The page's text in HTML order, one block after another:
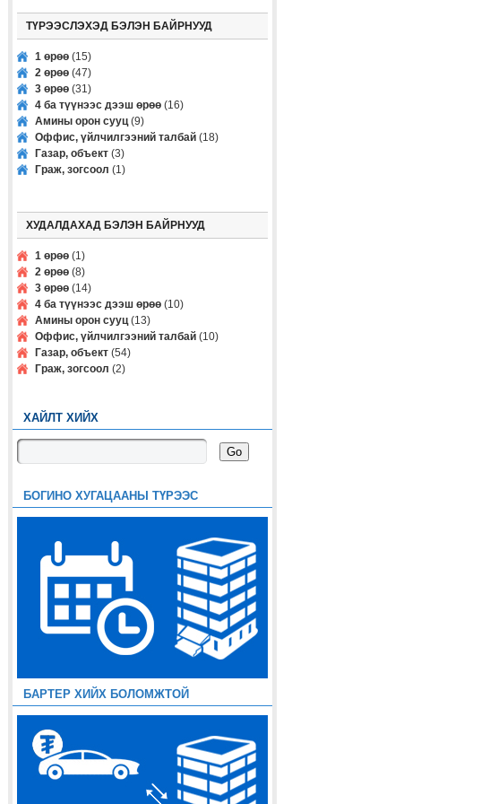
ТҮРЭЭСЛЭХЭД БЭЛЭН БАЙРНУУД
1 өрөө(15)
2 өрөө(47)
3 өрөө(31)
4 ба түүнээс дээш өрөө(16)
Амины орон сууц(9)
Оффис, үйлчилгээний талбай(18)
Газар, объект(3)
Граж, зогсоол (1)
ХУДАЛДАХАД БЭЛЭН БАЙРНУУД
1 өрөө(1)
2 өрөө(8)
3 өрөө(14)
4 ба түүнээс дээш өрөө(10)
Амины орон сууц(13)
Оффис, үйлчилгээний талбай(10)
Газар, объект(54)
Граж, зогсоол (2)
ХАЙЛТ ХИЙХ
БОГИНО ХУГАЦААНЫ ТҮРЭЭС
БАРТЕР ХИЙХ БОЛОМЖТОЙ